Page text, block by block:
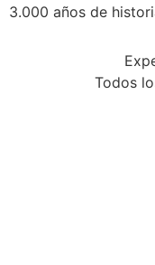
3.000 años de
Todos